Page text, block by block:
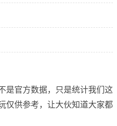
是官方数据，只是统计我们这
仅供参考，让大伙知道大家都